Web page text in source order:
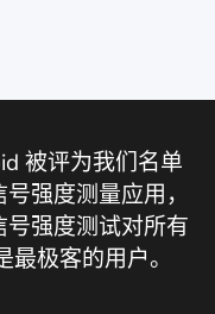
被评为我们名单
强度测量应用，
强度测试对所有
极客的用户。